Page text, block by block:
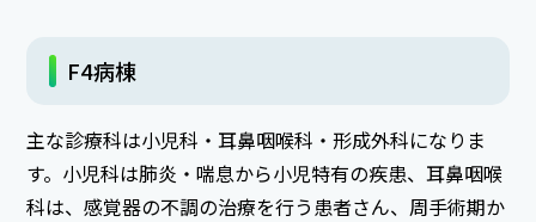
F4病棟
主な診療科は小児科・耳鼻咽喉科・形成外科になりま
す。小児科は肺炎・喘息から小児特有の疾患、耳鼻咽喉
科は、感覚器の不調の治療を行う患者さん、周手術期か